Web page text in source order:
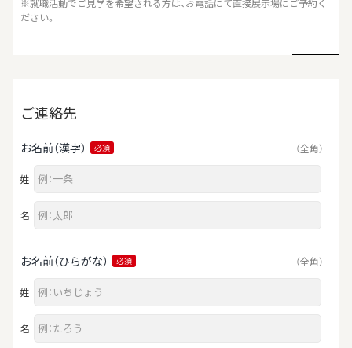
※就職活動でご見学を希望される方は、お電話にて直接展示場にご予約く
ださい。
ご連絡先
お名前（漢字） 必須 （全角）
姓
名
お名前（ひらがな） 必須 （全角）
姓
名